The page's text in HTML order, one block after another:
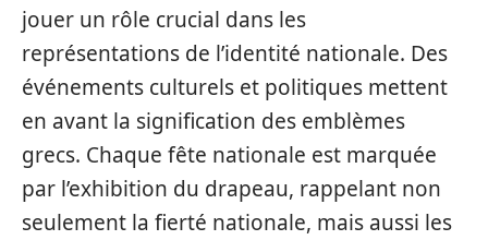
jouer un rôle crucial dans les
représentations de l’identité nationale. Des
événements culturels et politiques mettent
en avant la signification des emblèmes
grecs. Chaque fête nationale est marquée
par l’exhibition du drapeau, rappelant non
seulement la fierté nationale, mais aussi les